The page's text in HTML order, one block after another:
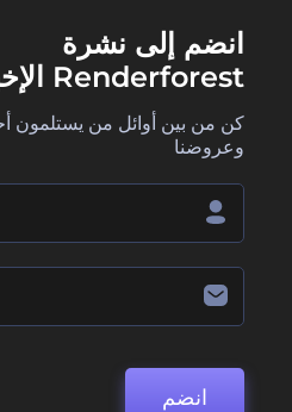
انضم إلى نشرة
Renderforest الإخبارية
كن من بين أوائل من يستلمون
وعروضنا
انضم